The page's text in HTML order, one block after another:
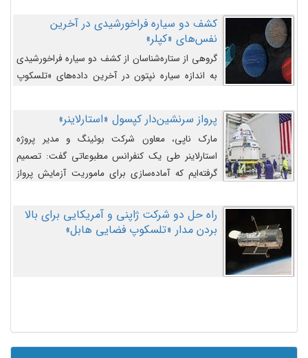
کشف دو سیاره فراخورشیدی در آخرین
نفس‌های «کپلر»
گروهی از ستاره‌شناسان از کشف دو سیاره فراخورشیدی
به اندازه سیاره نپتون در آخرین داده‌های «تلسکوپ
پرواز سرنشین‌دار کپسول «استارلاینر»
مارک ناپی، معاون شرکت بوئینگ و مدیر پروژه
استارلاینر طی یک کنفرانس مطبوعاتی گفت: تصمیم
گرفته‌ایم که آماده‌سازی برای ماموریت آزمایش پرواز
اصلاح کنیم.
راه حل دو شرکت ژاپنی و آمریکایی برای بالا
بردن مدار «تلسکوپ فضایی هابل»